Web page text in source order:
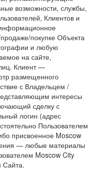
возможности, службы,
Клиентов и
покупке Объекта
и любую
на сайте,
Клиент —
размещенного
с Владельцем /
интересы
сделку с
логин (адрес
Пользователем
присвоенное Moscow
— любые материалы
Moscow City
Сайта.